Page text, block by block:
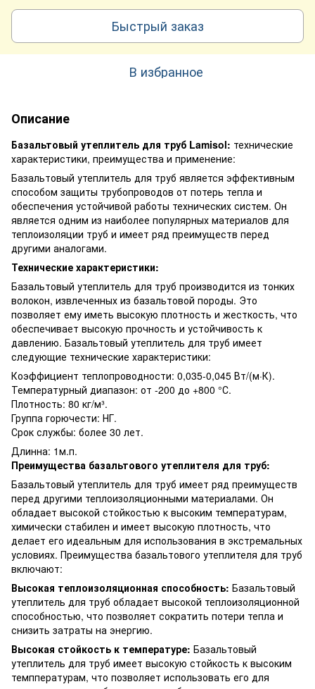
Быстрый заказ
В избранное
Описание
Базальтовый утеплитель для труб Lamisol: технические
характеристики, преимущества и применение:
Базальтовый утеплитель для труб является эффективным
способом защиты трубопроводов от потерь тепла и
обеспечения устойчивой работы технических систем. Он
является одним из наиболее популярных материалов для
теплоизоляции труб и имеет ряд преимуществ перед
другими аналогами.
Технические характеристики:
Базальтовый утеплитель для труб производится из тонких
волокон, извлеченных из базальтовой породы. Это
позволяет ему иметь высокую плотность и жесткость, что
обеспечивает высокую прочность и устойчивость к
давлению. Базальтовый утеплитель для труб имеет
следующие технические характеристики:
Коэффициент теплопроводности: 0,035-0,045 Вт/(м·К).
Температурный диапазон: от -200 до +800 °С.
Плотность: 80 кг/м³.
Группа горючести: НГ.
Срок службы: более 30 лет.
Длинна: 1м.п.
Преимущества базальтового утеплителя для труб:
Базальтовый утеплитель для труб имеет ряд преимуществ
перед другими теплоизоляционными материалами. Он
обладает высокой стойкостью к высоким температурам,
химически стабилен и имеет высокую плотность, что
делает его идеальным для использования в экстремальных
условиях. Преимущества базальтового утеплителя для труб
включают:
Высокая теплоизоляционная способность: Базальтовый
утеплитель для труб обладает высокой теплоизоляционной
способностью, что позволяет сократить потери тепла и
снизить затраты на энергию.
Высокая стойкость к температуре: Базальтовый
утеплитель для труб имеет высокую стойкость к высоким
темппературам, что позволяет использовать его для